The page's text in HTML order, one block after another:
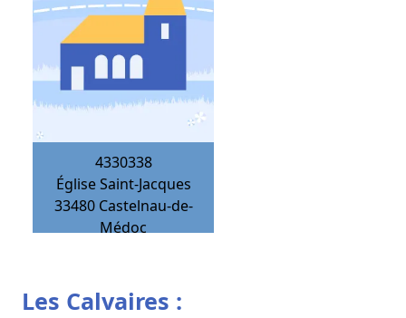
4330338
Église Saint-Jacques
33480 Castelnau-de-
Médoc
Les Calvaires :